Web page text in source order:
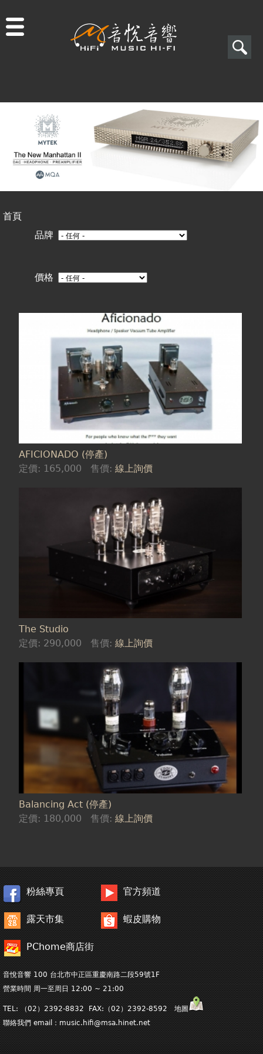
搜
表
單
搜
尋
首頁
品牌
價格
AFICIONADO (停產)
定價: 165,000 售價:線上詢價
The Studio
定價: 290,000 售價:線上詢價
Balancing Act (停產)
定價: 180,000 售價:線上詢價
粉絲專頁 官方頻道
露天市集 蝦皮購物
PChome商店街
音悅音響 100 台北市中正區重慶南路二段59號1F
營業時間 周一至周日 12:00 ~ 21:00
TEL: （02）2392-8832 FAX:（02）2392-8592 地圖
聯絡我們 email： music.hifi@msa.hinet.net